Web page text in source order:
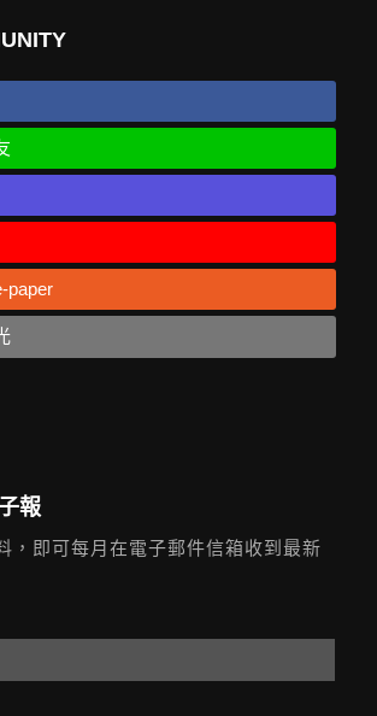
paper
報
，即可每月在電子郵件信箱收到最新